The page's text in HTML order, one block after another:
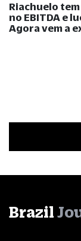
Riachuelo
no EBITDA e
Agora vem a
Brazil